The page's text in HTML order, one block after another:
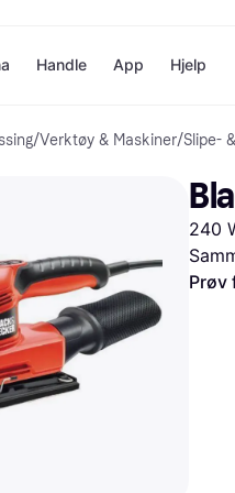
Betal nå
Betal i 3
Betal innen
Finansiering
Vipps
Handle
Butikker
App Hjelp
/Verktøy & Maskiner/Slipe-
240
Prøv